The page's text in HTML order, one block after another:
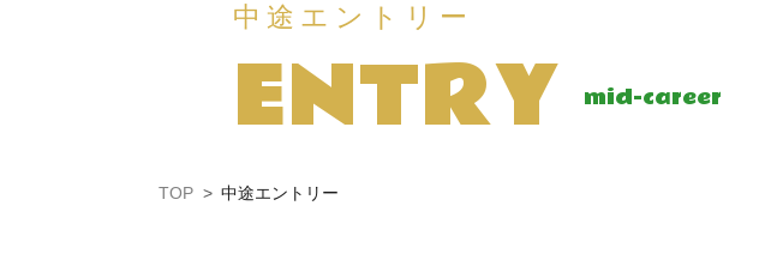
中途エントリー
ENTRY mid-career
TOP 中途エントリー